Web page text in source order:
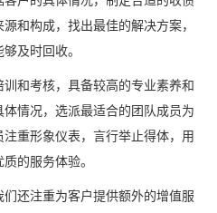
和构成，找出最佳的解决方案，
及时回收。
和考核，具备较高的专业素养和
情况，选派最适合的团队成员为
重形象仪表，言行举止得体，用
的服务体验。
还注重为客户提供额外的增值服